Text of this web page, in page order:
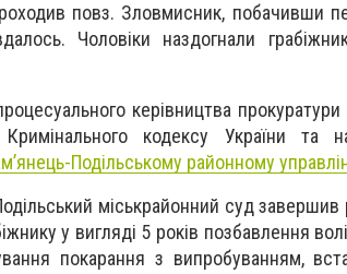
повз. Зловмисник, побачивши
Чоловіки наздогнали
керівництва
кодексу України та
Подільському районному
міськрайонний суд
у вигляді 5 років позбавлення
покарання з випробуванням,